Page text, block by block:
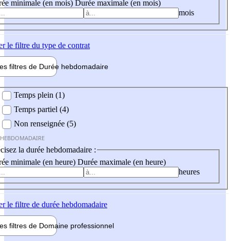
minimale (en mois) Durée maximale (en mois)
mois
le filtre du type de contrat
filtres de Durée hebdomadaire
Temps plein (1)
Temps partiel (4)
Non renseignée (5)
la durée hebdomadaire :
minimale (en heure) Durée maximale (en heure)
heures
le filtre de durée hebdomadaire
filtres de Domaine professionnel